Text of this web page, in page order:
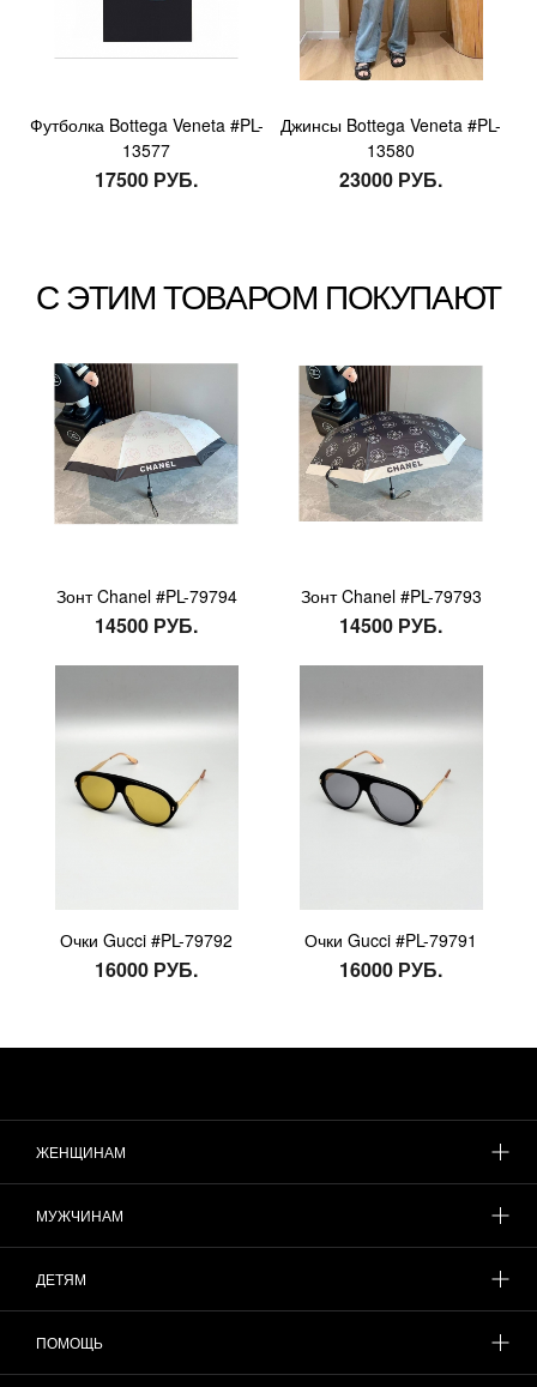
Футболка Bottega Veneta #PL-
13577
17500 РУБ.
Джинсы Bottega Veneta #PL-
13580
23000 РУБ.
С ЭТИМ ТОВАРОМ ПОКУПАЮТ
Зонт Chanel #PL-79794
14500 РУБ.
Зонт Chanel #PL-79793
14500 РУБ.
Очки Gucci #PL-79792
16000 РУБ.
Очки Gucci #PL-79791
16000 РУБ.
ЖЕНЩИНАМ
МУЖЧИНАМ
ДЕТЯМ
ПОМОЩЬ